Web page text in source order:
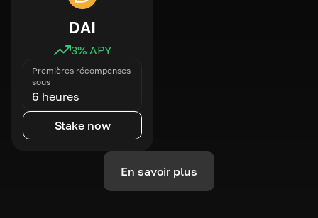
DAI
3% APY
Premières récompenses
sous
6 heures
Stake now
En savoir plus